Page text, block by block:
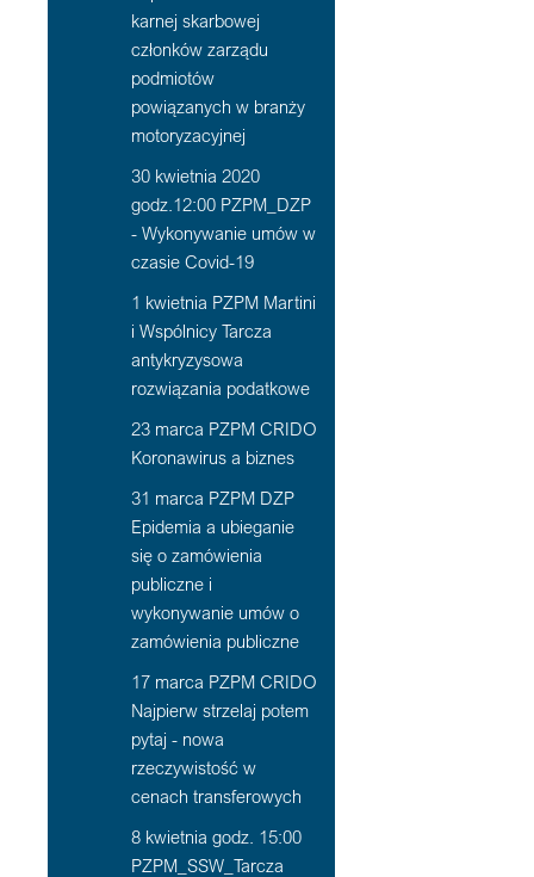
karnej skarbowej
członków zarządu
podmiotów
powiązanych w branży
motoryzacyjnej
30 kwietnia 2020
godz.12:00 PZPM_DZP
- Wykonywanie umów w
czasie Covid-19
1 kwietnia PZPM Martini
i Wspólnicy Tarcza
antykryzysowa
rozwiązania podatkowe
23 marca PZPM CRIDO
Koronawirus a biznes
31 marca PZPM DZP
Epidemia a ubieganie
się o zamówienia
publiczne i
wykonywanie umów o
zamówienia publiczne
17 marca PZPM CRIDO
Najpierw strzelaj potem
pytaj - nowa
rzeczywistość w
cenach transferowych
8 kwietnia godz. 15:00
PZPM_SSW_Tarcza